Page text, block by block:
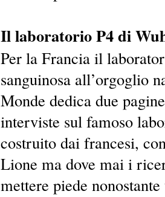
Il laboratorio P4 di
Per la Francia il
sanguinosa all’orgoglio
Monde dedica due
interviste sul famoso
costruito dai francesi,
Lione ma dove mai i
mettere piede